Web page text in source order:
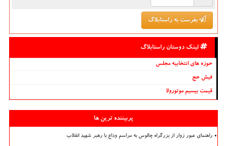
بفرست به راستابلاگ
لینک دوستان راستابلاگ
حوزه های انتخابیه مجلس
فیش حج
قیمت بیسیم موتورولا
پربیننده ترین ها
راهنمای عبور زوار از بزرگراه چالوس به مراسم وداع با رهبر شهید انقلاب